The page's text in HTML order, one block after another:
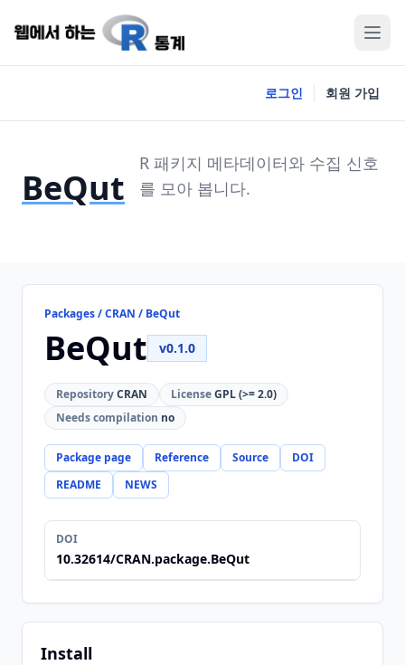
로그인 회원 가입
BeQut
R 패키지 메타데이터와 수집 신호
를 모아 봅니다.
Packages / CRAN / BeQut
BeQut v0.1.0
RepositoryCRAN LicenseGPL (>= 2.0)
Needs compilation no
Package page Reference Source
DOI
README
NEWS
DOI
10.32614/CRAN.package.BeQut
Install